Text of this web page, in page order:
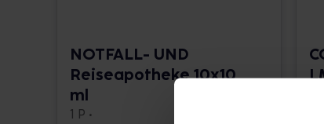
NOTFALL- UND
Reiseapotheke 10x10
ml
1 P •